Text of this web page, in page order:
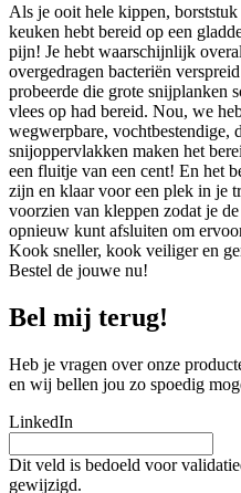
Als je ooit hele kippen,
keuken hebt bereid op een
pijn! Je hebt waarschijnlijk
overgedragen bacteriën
probeerde die grote snijplanken
vlees op had bereid. Nou, we
wegwerpbare, vochtbestendige,
snijoppervlakken maken het
een fluitje van een cent! En het
zijn en klaar voor een plek in je
voorzien van kleppen zodat je
opnieuw kunt afsluiten om
Kook sneller, kook veiliger en
Bestel de jouwe nu!
Bel mij terug!
Heb je vragen over onze
en wij bellen jou zo spoedig
LinkedIn
Dit veld is bedoeld voor
gewijzigd.